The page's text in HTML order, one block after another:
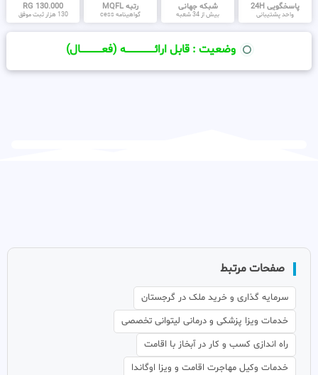
پاسخگویی 24H
واحد پشتیبانی
شبکه جهانی
بیش از 34 شعبه
رتبه MQFL
گواهینامه cess
130.000 RG
130 هزار ثبت موفق
وضعیت : قابل ارائــــــــــــــــــــه (فعـــــــــــــــال)
صفحات مرتبط
سرمایه گذاری و خرید ملک در گرجستان
خدمات ویزا پزشکی و درمانی لیتوانی تخصصی
راه اندازی کسب و کار در آبخاز با اقامت
خدمات وکیل مهاجرت اقامت و ویزا اوگاندا